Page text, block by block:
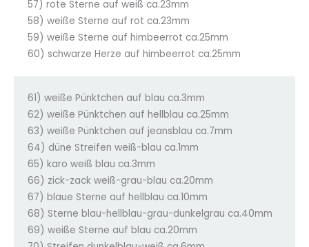
57) rote Sterne auf weiß ca.23mm
58) weiße Sterne auf rot ca.23mm
59) weiße Sterne auf himbeerrot ca.25mm
60) schwarze Herze auf himbeerrot ca.25mm
61) weiße Pünktchen auf blau ca.3mm
62) weiße Pünktchen auf hellblau ca.25mm
63) weiße Pünktchen auf jeansblau ca.7mm
64) düne Streifen weiß-blau ca.1mm
65) karo weiß blau ca.3mm
66) zick-zack weiß-grau-blau ca.20mm
67) blaue Sterne auf hellblau ca.10mm
68) Sterne blau-hellblau-grau-dunkelgrau ca.40mm
69) weiße Sterne auf blau ca.20mm